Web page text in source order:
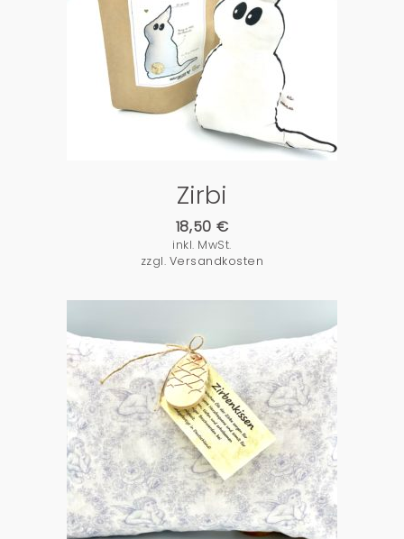
PRODUKTDETAILS
Zirbi
18,50 €
inkl. MwSt.
zzgl. Versandkosten
PRODUKTDETAILS